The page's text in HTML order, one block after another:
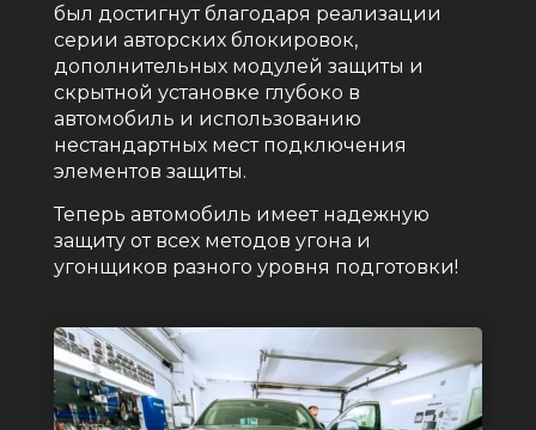
был достигнут благодаря реализации
серии авторских блокировок,
дополнительных модулей защиты и
скрытной установке глубоко в
автомобиль и использованию
нестандартных мест подключения
элементов защиты.
Теперь автомобиль имеет надежную
защиту от всех методов угона и
угонщиков разного уровня подготовки!